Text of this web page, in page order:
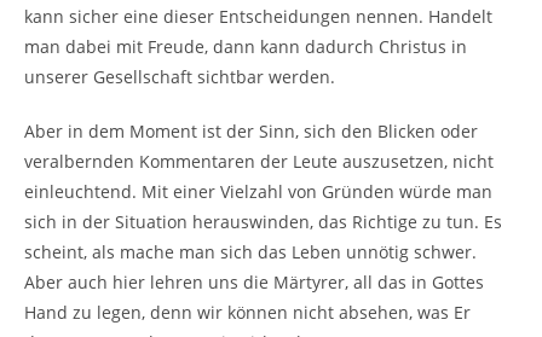
kann sicher eine dieser Entscheidungen nennen. Handelt
man dabei mit Freude, dann kann dadurch Christus in
unserer Gesellschaft sichtbar werden.
Aber in dem Moment ist der Sinn, sich den Blicken oder
veralbernden Kommentaren der Leute auszusetzen, nicht
einleuchtend. Mit einer Vielzahl von Gründen würde man
sich in der Situation herauswinden, das Richtige zu tun. Es
scheint, als mache man sich das Leben unnötig schwer.
Aber auch hier lehren uns die Märtyrer, all das in Gottes
Hand zu legen, denn wir können nicht absehen, was Er